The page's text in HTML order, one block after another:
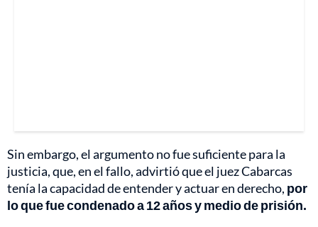
Sin embargo, el argumento no fue suficiente para la
justicia, que, en el fallo, advirtió que el juez Cabarcas
tenía la capacidad de entender y actuar en derecho, por
lo que fue condenado a 12 años y medio de prisión.